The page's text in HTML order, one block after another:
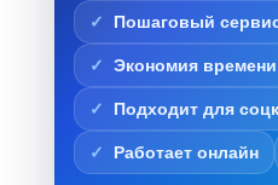
Пошаговый
Экономия времени
Подходит для
Работает онлайн